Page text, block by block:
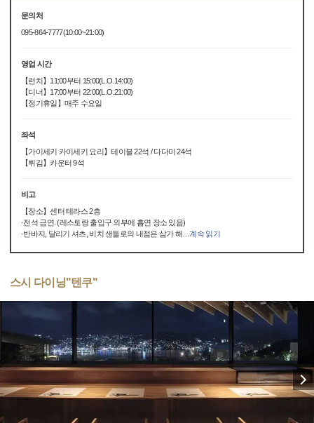
문의처
095-864-7777(10:00~21:00)
영업 시간
【런치】11:00부터 15:00(L.O.14:00)
【디너】17:00부터 22:00(L.O.21:00)
【정기휴일】매주 수요일
좌석
【가이세키 카이세키 요리】테이블 22석 / 다다미 24석
【튀김】카운터 9석
비고
【장소】센터 테라스 2층
·전석 금연. (레스토랑 출입구 외부에 흡연 장소 있음)
·반바지, 달리기 셔츠, 비치 샌들로의 내점은 삼가 해
계속 읽기
스시 다이닝"텐쿠"